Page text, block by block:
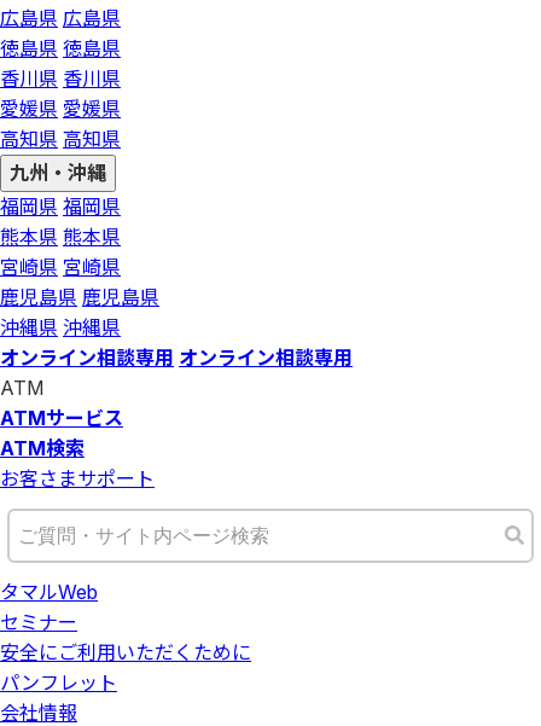
広島県 広島県
徳島県 徳島県
香川県 香川県
愛媛県 愛媛県
高知県 高知県
九州・沖縄
福岡県 福岡県
熊本県 熊本県
宮崎県 宮崎県
鹿児島県 鹿児島県
沖縄県 沖縄県
オンライン相談専用 オンライン相談専用
ATM
ATMサービス
ATM検索
お客さまサポート
タマルWeb
セミナー
安全にご利用いただくために
パンフレット
会社情報